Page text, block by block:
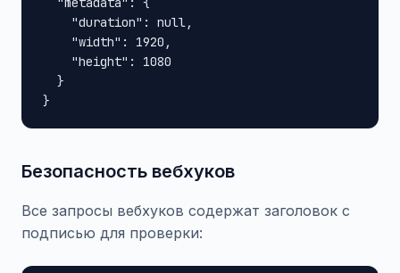
    "duration": null,
    "width": 1920,
    "height": 1080
  }
}
Безопасность вебхуков
Все запросы вебхуков содержат заголовок с
подписью для проверки: